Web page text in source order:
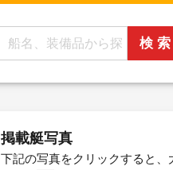
掲載艇写真
下記の写真をクリックすると、